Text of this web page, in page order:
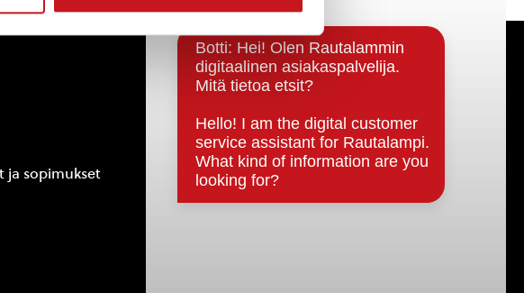
ja sopimukset
Päätöksenteko ja lähidemokratia
Päätökset, esityslistat & pöytäkirjat
Hallinto
Kunnanhallitus
Kunnanvaltuusto